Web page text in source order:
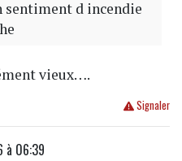
sentiment d incendie
vieux….
Signaler
06:39